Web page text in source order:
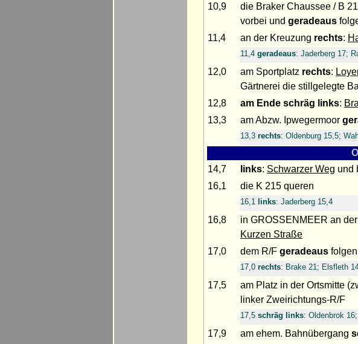
10,9 die Braker Chaussee / B
vorbei und geradeaus
11,4
an der Kreuzung rechts:
11,4 geradeaus: Jaderberg 17;
12,0 am Sportplatz rechts:
Gärtnerei die stillgelegte
12,8
am Ende schräg links:
13,3
am Abzw. Ipwegermoor
13,3 rechts: Oldenburg 15,5;
14,7
links: Schwarzer Weg und
16,1
die K 215 queren
16,1 links: Jaderberg 15,4
16,8 in GROSSENMEER an
Kurzen Straße
17,0
dem R/F geradeaus
17,0 rechts: Brake 21; Elsfleth
17,5 am Platz in der Ortsmitte
linker Zweirichtungs-R/F
17,5 schräg links: Oldenbrok
17,9 am ehem. Bahnübergang